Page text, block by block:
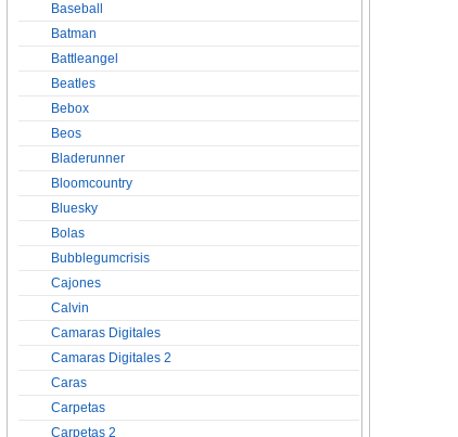
Baseball
Batman
Battleangel
Beatles
Bebox
Beos
Bladerunner
Bloomcountry
Bluesky
Bolas
Bubblegumcrisis
Cajones
Calvin
Camaras Digitales
Camaras Digitales 2
Caras
Carpetas
Carpetas 2